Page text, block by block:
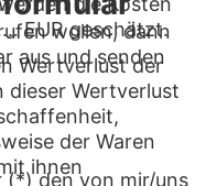
EUR geschätzt.
Wertverlust der
dieser Wertverlust
der Waren
ihnen
wollen, dann
aus und senden
den von mir/uns